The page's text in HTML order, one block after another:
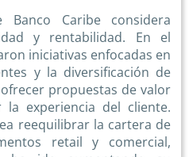
Caribe considera
y rentabilidad. En el
iniciativas enfocadas en
y la diversificación de
propuestas de valor
la experiencia del cliente.
reequilibrar la cartera de
retail y comercial,